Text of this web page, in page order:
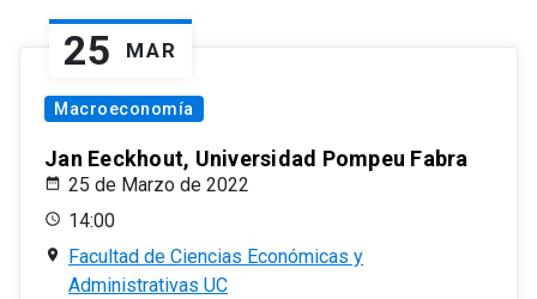
25 MAR
Macroeconomía
Jan Eeckhout, Universidad Pompeu Fabra
25 de Marzo de 2022
14:00
Facultad de Ciencias Económicas y
Administrativas UC